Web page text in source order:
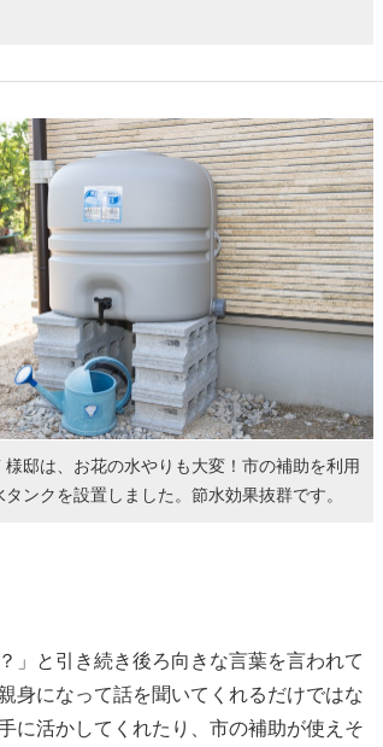
様邸は、お花の水やりも大変！市の補助を利用
タンクを設置しました。節水効果抜群です。
」と引き続き後ろ向きな言葉を言われて
身になって話を聞いてくれるだけではな
に活かしてくれたり、市の補助が使えそ